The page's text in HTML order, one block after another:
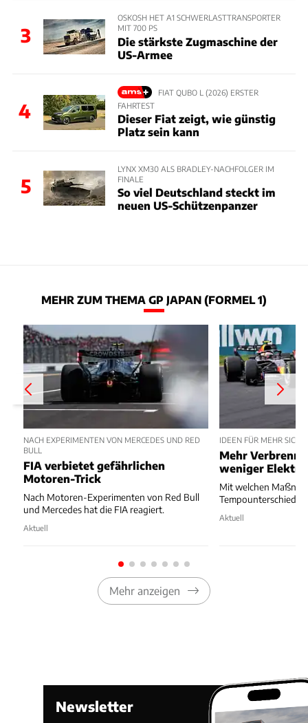
3
OSKOSH HET A1 SCHWERLASTTRANSPORTER
MIT 700 PS
Die stärkste Zugmaschine der
US-Armee
4
FIAT QUBO L (2026) ERSTER
FAHRTEST
Dieser Fiat zeigt, wie günstig
Platz sein kann
5
LYNX XM30 ALS BRADLEY-NACHFOLGER IM
FINALE
So viel Deutschland steckt im
neuen US-Schützenpanzer
MEHR ZUM THEMA GP JAPAN (FORMEL 1)
NACH EXPERIMENTEN VON MERCEDES UND RED
BULL
FIA verbietet gefährlichen
Motoren-Trick
Nach Motoren-Experimenten von Red Bull
und Mercedes hat die FIA reagiert.
Aktuell
IDEEN FÜR MEHR
Mehr
weniger
Mit welchen
Tempounterschiede
Aktuell
Mehr anzeigen
Newsletter